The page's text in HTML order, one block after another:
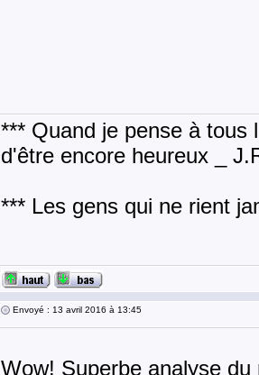
*** Quand je pense à tous
d'être encore heureux _
*** Les gens qui ne rient
Envoyé : 13 avril 2016 à 13:45
Wow! Superbe analyse